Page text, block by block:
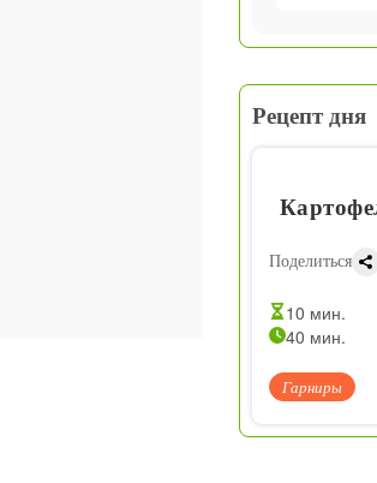
Рецепт дня
Поделиться
10 мин.
40 мин.
Гарниры